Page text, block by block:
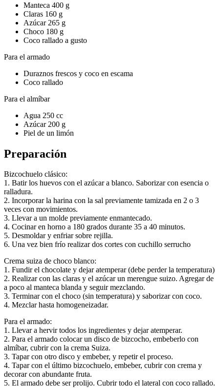
Manteca 400 g
Claras 160 g
Azúcar 265 g
Choco 180 g
Coco rallado a gusto
Para el armado
Duraznos frescos y coco en escama
Coco rallado
Para el almíbar
Agua 250 cc
Azúcar 200 g
Piel de un limón
Preparación
Bizcochuelo clásico:
1. Batir los huevos con el azúcar a blanco. Saborizar con esencia o
ralladura.
2. Incorporar la harina con la sal previamente tamizada en 2 o 3
veces con movimientos.
3. Llevar a un molde previamente enmantecado.
4. Cocinar en horno a 180 grados durante 35 a 40 minutos.
5. Desmoldar y enfriar sobre rejilla.
6. Una vez bien frío realizar dos cortes con cuchillo serrucho
Crema suiza de choco blanco:
1. Fundir el chocolate y dejar atemperar (debe perder la temperatura)
2. Realizar con las claras y el azúcar un merengue suizo. Agregar de
a poco al manteca blanda y seguir mezclando.
3. Terminar con el choco (sin temperatura) y saborizar con coco.
4. Mezclar hasta homogeneizadar.
Para el armado:
1. Llevar a hervir todos los ingredientes y dejar atemperar.
2. Para el armado colocar un disco de bizcocho, embeberlo con
almíbar, cubrir con la crema Suiza.
3. Tapar con otro disco y embeber, y repetir el proceso.
4. Tapar con el último bizcochuelo, embeber, cubrir con crema y
decorar con abundante fruta.
5. El armado debe ser prolijo. Cubrir todo el lateral con coco rallado.